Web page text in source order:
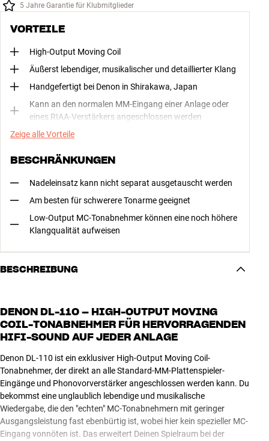
5 Jahre Garantie für Klubmitglieder
VORTEILE
High-Output Moving Coil
Äußerst lebendiger, musikalischer und detaillierter Klang
Handgefertigt bei Denon in Shirakawa, Japan
Kann an den normalen MM-Eingang einer Anlage oder
eines RIAA-Verstärkers angeschlossen werden
Zeige alle Vorteile
BESCHRÄNKUNGEN
Nadeleinsatz kann nicht separat ausgetauscht werden
Am besten für schwerere Tonarme geeignet
Low-Output MC-Tonabnehmer können eine noch höhere
Klangqualität aufweisen
BESCHREIBUNG
DENON DL-110 – HIGH-OUTPUT MOVING
COIL-TONABNEHMER FÜR HERVORRAGENDEN
HIFI-SOUND AUF JEDER ANLAGE
Denon DL-110 ist ein exklusiver High-Output Moving Coil-
Tonabnehmer, der direkt an alle Standard-MM-Plattenspieler-
Eingänge und Phonovorverstärker angeschlossen werden kann. Du
bekommst eine unglaublich lebendige und musikalische
Wiedergabe, die den "echten" MC-Tonabnehmern mit geringer
Ausgangsleistung fast ebenbürtig ist, wobei hier kein spezieller MC-
Eingang vonnöten ist. Das erweitert Deinen Spielraum bei der